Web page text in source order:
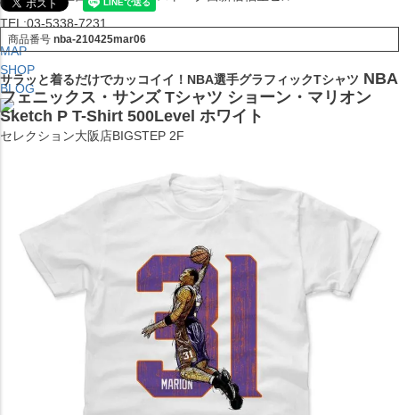
TEL:03-5338-7231
MAP
SHOP
BLOG
セレクション大阪店BIGSTEP 2F
大阪府大阪市中央区西心斎橋1丁目6番14号
TEL:06-4708-3300
営業：土・日・祝日のみ 12:00-18:00
商品番号 nba-210425mar06
サラッと着るだけでカッコイイ！NBA選手グラフィックTシャツ NBA
フェニックス・サンズ Tシャツ ショーン・マリオン
Sketch P T-Shirt 500Level ホワイト